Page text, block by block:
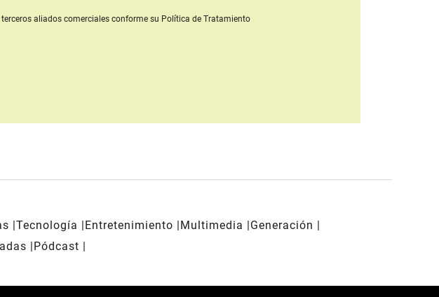
aliados comercialesconforme su Política de Tratamiento
Tecnología Entretenimiento Multimedia
Generación
Pódcast